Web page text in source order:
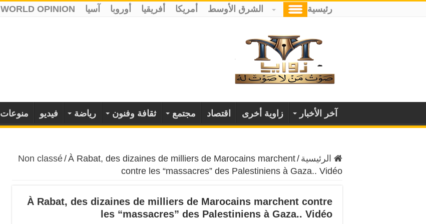
رئيسية الشرق الأوسط أمريكا أفريقيا أوروبا آسيا WORLD OPINION
آخر الأخبار زاوية أخرى اقتصاد مجتمع ثقافة وفنون رياضة فيديو منوعات
الرئيسية /
Non classé/À Rabat, des dizaines de milliers de Marocains marchent
contre les “massacres” des Palestiniens à Gaza.. Vidéo
À Rabat, des dizaines de milliers de Marocains marchent contre
les “massacres” des Palestiniens à Gaza.. Vidéo